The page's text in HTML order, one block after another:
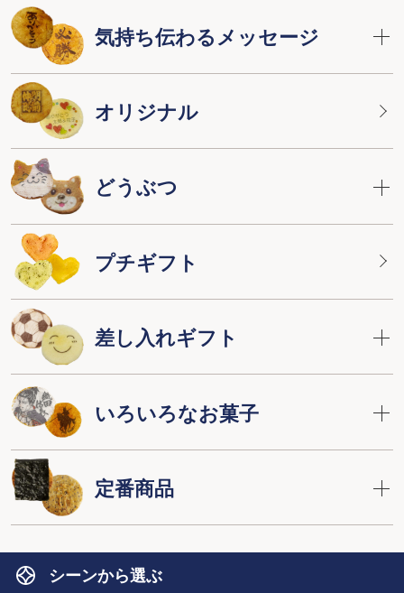
気持ち伝わるメッセージ
オリジナル
どうぶつ
プチギフト
差し入れギフト
いろいろなお菓子
定番商品
シーンから選ぶ